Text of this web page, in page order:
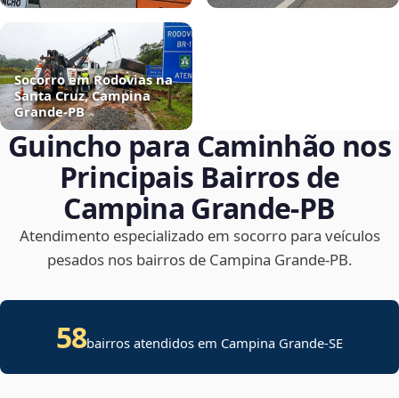
Socorro em Rodovias na
Santa Cruz, Campina
Grande‑PB
Guincho para Caminhão nos
Principais Bairros de
Campina Grande‑PB
Atendimento especializado em socorro para veículos
pesados nos bairros de Campina Grande‑PB.
58bairros atendidos em Campina Grande-SE